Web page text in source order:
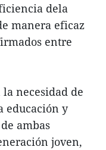
dela
manera eficaz
entre
necesidad de
educación y
ambas
joven,